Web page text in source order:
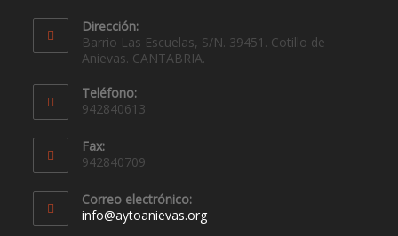
Dirección:
Barrio Las Escuelas, S/N. 39451. Cotillo de
Anievas. CANTABRIA.
Teléfono:
942840613
Fax:
942840709
Correo electrónico:
info@aytoanievas.org